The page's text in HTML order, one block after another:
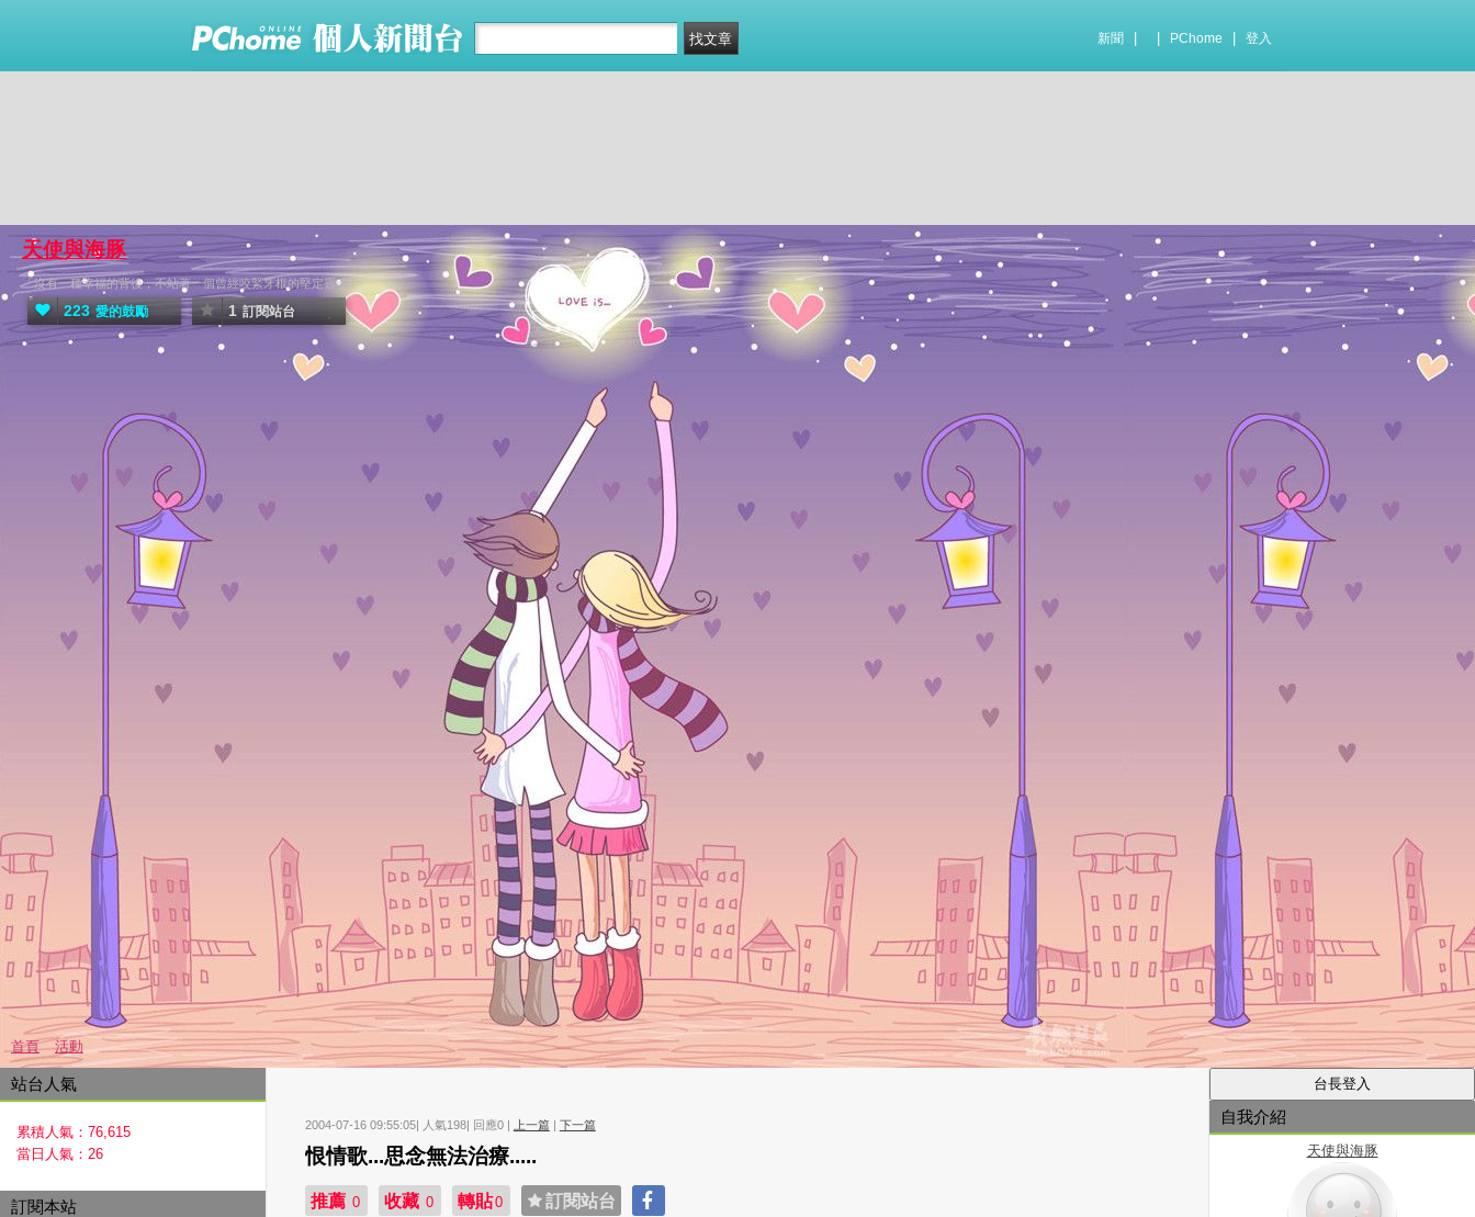
新聞 PChome 登入
天使與海豚
「沒有一種幸福的背後，不站著一個曾經咬緊牙根的堅定靈魂」
223 愛的鼓勵 1 訂閱站台
首頁 活動
2004-07-16 09:55:05| 人氣198| 回應0 | 上一篇| 下一篇
恨情歌...思念無法治療.....
推薦 0 收藏 0 轉貼0 訂閱站台
自我介紹
天使與海豚
站台人氣
累積人氣： 76,615
當日人氣： 26
訂閱本站